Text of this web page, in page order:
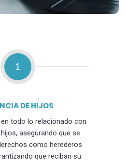
1
DE HIJOS
todo lo relacionado con
asegurando que se
como herederos
que reciban su